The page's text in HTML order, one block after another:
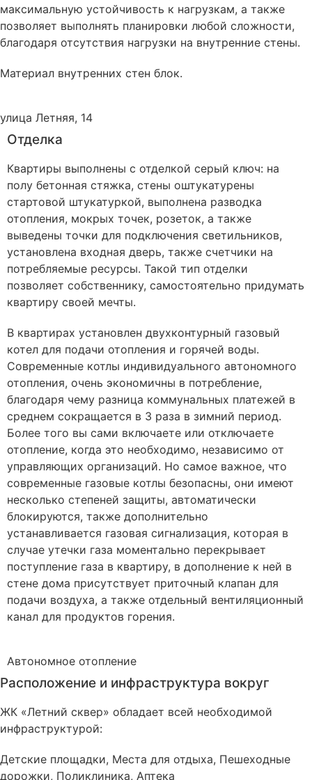
максимальную устойчивость к нагрузкам, а также
позволяет выполнять планировки любой сложности,
благодаря отсутствия нагрузки на внутренние стены.
Материал внутренних стен блок.
улица Летняя, 14
Автономное отопление
Отделка
Квартиры выполнены с отделкой серый ключ: на
полу бетонная стяжка, стены оштукатурены
стартовой штукатуркой, выполнена разводка
отопления, мокрых точек, розеток, а также
выведены точки для подключения светильников,
установлена входная дверь, также счетчики на
потребляемые ресурсы. Такой тип отделки
позволяет собственнику, самостоятельно придумать
квартиру своей мечты.
В квартирах установлен двухконтурный газовый
котел для подачи отопления и горячей воды.
Современные котлы индивидуального автономного
отопления, очень экономичны в потребление,
благодаря чему разница коммунальных платежей в
среднем сокращается в 3 раза в зимний период.
Более того вы сами включаете или отключаете
отопление, когда это необходимо, независимо от
управляющих организаций. Но самое важное, что
современные газовые котлы безопасны, они имеют
несколько степеней защиты, автоматически
блокируются, также дополнительно
устанавливается газовая сигнализация, которая в
случае утечки газа моментально перекрывает
поступление газа в квартиру, в дополнение к ней в
стене дома присутствует приточный клапан для
подачи воздуха, а также отдельный вентиляционный
канал для продуктов горения.
Расположение и инфраструктура вокруг
ЖК «Летний сквер» обладает всей необходимой
инфраструктурой:
Детские площадки, Места для отдыха, Пешеходные
дорожки, Поликлиника, Аптека